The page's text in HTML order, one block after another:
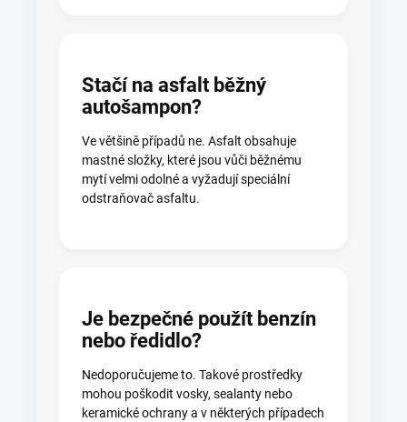
Stačí na asfalt běžný
autošampon?
Ve většině případů ne. Asfalt obsahuje
mastné složky, které jsou vůči běžnému
mytí velmi odolné a vyžadují speciální
odstraňovač asfaltu.
Je bezpečné použít benzín
nebo ředidlo?
Nedoporučujeme to. Takové prostředky
mohou poškodit vosky, sealanty nebo
keramické ochrany a v některých případech